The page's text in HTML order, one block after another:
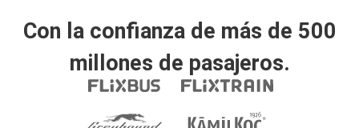
Con la confianza de más de 500
millones de pasajeros.